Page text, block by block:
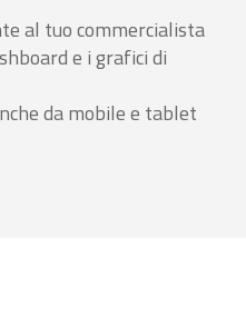
al tuo commercialista
e i grafici di
da mobile e tablet